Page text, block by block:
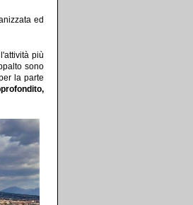
ed
più
sono
la parte